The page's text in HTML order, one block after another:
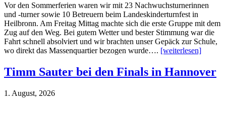
Vor den Sommerferien waren wir mit 23 Nachwuchsturnerinnen
und -turner sowie 10 Betreuern beim Landeskinderturnfest in
Heilbronn. Am Freitag Mittag machte sich die erste Gruppe mit dem
Zug auf den Weg. Bei gutem Wetter und bester Stimmung war die
Fahrt schnell absolviert und wir brachten unser Gepäck zur Schule,
wo direkt das Massenquartier bezogen wurde…. [weiterlesen]
Timm Sauter bei den Finals in Hannover
1. August, 2026